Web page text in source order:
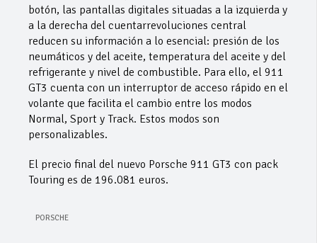
botón, las pantallas digitales situadas a la izquierda y
a la derecha del cuentarrevoluciones central
reducen su información a lo esencial: presión de los
neumáticos y del aceite, temperatura del aceite y del
refrigerante y nivel de combustible. Para ello, el 911
GT3 cuenta con un interruptor de acceso rápido en el
volante que facilita el cambio entre los modos
Normal, Sport y Track. Estos modos son
personalizables.
El precio final del nuevo Porsche 911 GT3 con pack
Touring es de 196.081 euros.
PORSCHE